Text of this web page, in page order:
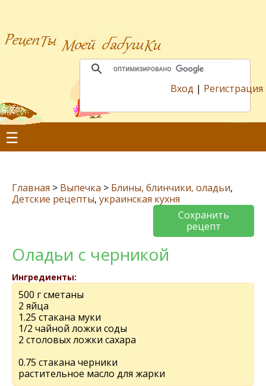
Вход | Регистрация
☰
Главная > Выпечка > Блины, блинчики, оладьи,
Детские рецепты, украинская кухня
Сохранить
рецепт
Оладьи с черникой
Ингредиенты:
500 г сметаны
2 яйца
1.25 стакана муки
1/2 чайной ложки соды
2 столовых ложки сахара
0.75 стакана черники
растительное масло для жарки